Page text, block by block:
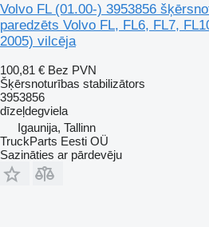
Volvo FL (01.00-) 3953856
paredzēts Volvo FL, FL6, FL7,
2005) vilcēja
100,81 € Bez PVN
Šķērsnoturības stabilizātors
3953856
dīzeļdegviela
Igaunija, Tallinn
TruckParts Eesti OÜ
Sazināties ar pārdevēju